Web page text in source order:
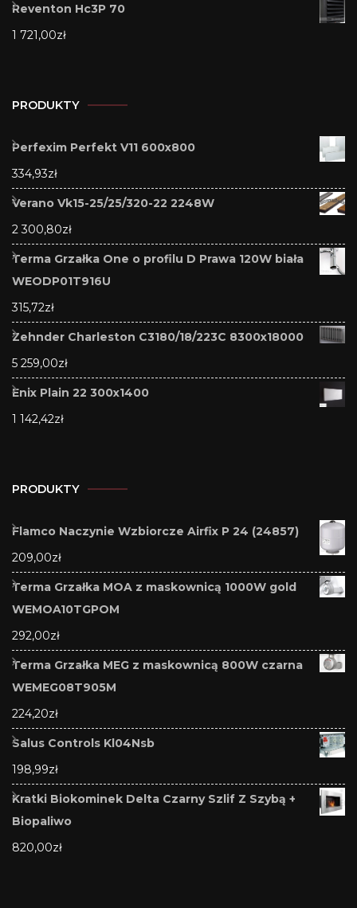
Reventon Hc3P 70
1 721,00zł
PRODUKTY
Perfexim Perfekt V11 600x800
334,93zł
Verano Vk15-25/25/320-22 2248W
2 300,80zł
Terma Grzałka One o profilu D Prawa 120W biała
WEODP01T916U
315,72zł
Zehnder Charleston C3180/18/223C 8300x18000
5 259,00zł
Enix Plain 22 300x1400
1 142,42zł
PRODUKTY
Flamco Naczynie Wzbiorcze Airfix P 24 (24857)
209,00zł
Terma Grzałka MOA z maskownicą 1000W gold
WEMOA10TGPOM
292,00zł
Terma Grzałka MEG z maskownicą 800W czarna
WEMEG08T905M
224,20zł
Salus Controls Kl04Nsb
198,99zł
Kratki Biokominek Delta Czarny Szlif Z Szybą +
Biopaliwo
820,00zł